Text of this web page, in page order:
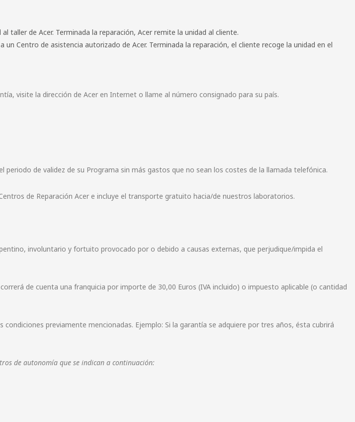
al taller de Acer. Terminada la reparación, Acer remite la unidad al cliente.
un Centro de asistencia autorizado de Acer. Terminada la reparación, el cliente recoge la unidad en el
visite la dirección de Acer en Internet o llame al número consignado para su país.
de validez de su Programa sin más gastos que no sean los costes de la llamada telefónica.
de Reparación Acer e incluye el transporte gratuito hacia/de nuestros laboratorios.
involuntario y fortuito provocado por o debido a causas externas, que perjudique/impida el
de cuenta una franquicia por importe de 30,00 Euros (IVA incluido) o impuesto aplicable (o cantidad
previamente mencionadas. Ejemplo: Si la garantía se adquiere por tres años, ésta cubrirá
de autonomía que se indican a continuación: